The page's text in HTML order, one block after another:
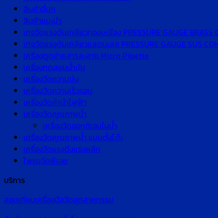
สินค้าอื่นๆ
สินค้าแนะนำ
เกจวัดแรงดันเกลียวทองเหลือง PRESSURE GAUGE BRASS
เกจวัดแรงดันเกลียวแสตนเลส PRESSURE GAUGE SUS
เครื่องดูดจ่ายสารละลาย Micro Pipette
เครื่องทดสอบน้ำมัน
เครื่องวัดความขุ่น
เครื่องวัดความเร็วรอบ
เครื่องวัดค่านำไฟฟ้า
เครื่องวัดคุณภาพน้ำ
เครื่องวัดออกซิเจนในน้ำ
เครื่องวัดคุณภาพน้ำ แบบตั้งโต๊ะ
เครื่องวัดแรงดึงแรงผลัก
โพรบวัดพีเอช
บริการ
สอบเทียบเครื่องมือวัดอุตสาหกรรม